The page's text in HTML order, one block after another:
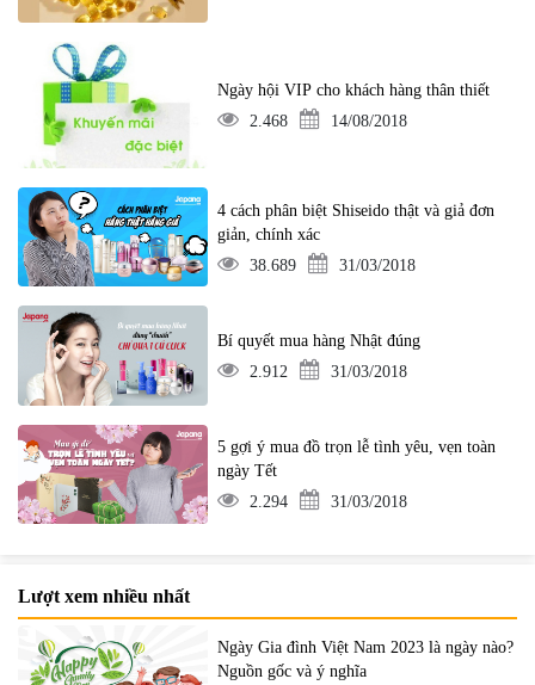
Ngày hội VIP cho khách hàng thân thiết
2.468
14/08/2018
4 cách phân biệt Shiseido thật và giả đơn
giản, chính xác
38.689
31/03/2018
Bí quyết mua hàng Nhật đúng
2.912
31/03/2018
5 gợi ý mua đồ trọn lễ tình yêu, vẹn toàn
ngày Tết
2.294
31/03/2018
Lượt xem nhiều nhất
Ngày Gia đình Việt Nam 2023 là ngày nào?
Nguồn gốc và ý nghĩa